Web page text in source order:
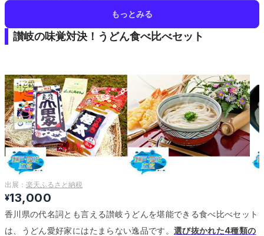
もっとみる
讃岐の味覚対決！うどん食べ比べセット
出展： 楽天ふるさと納税
¥13,000
香川県の代名詞とも言える讃岐うどんを堪能できる食べ比べセット
は、うどん愛好家にはたまらない逸品です。 選び抜かれた4種類の